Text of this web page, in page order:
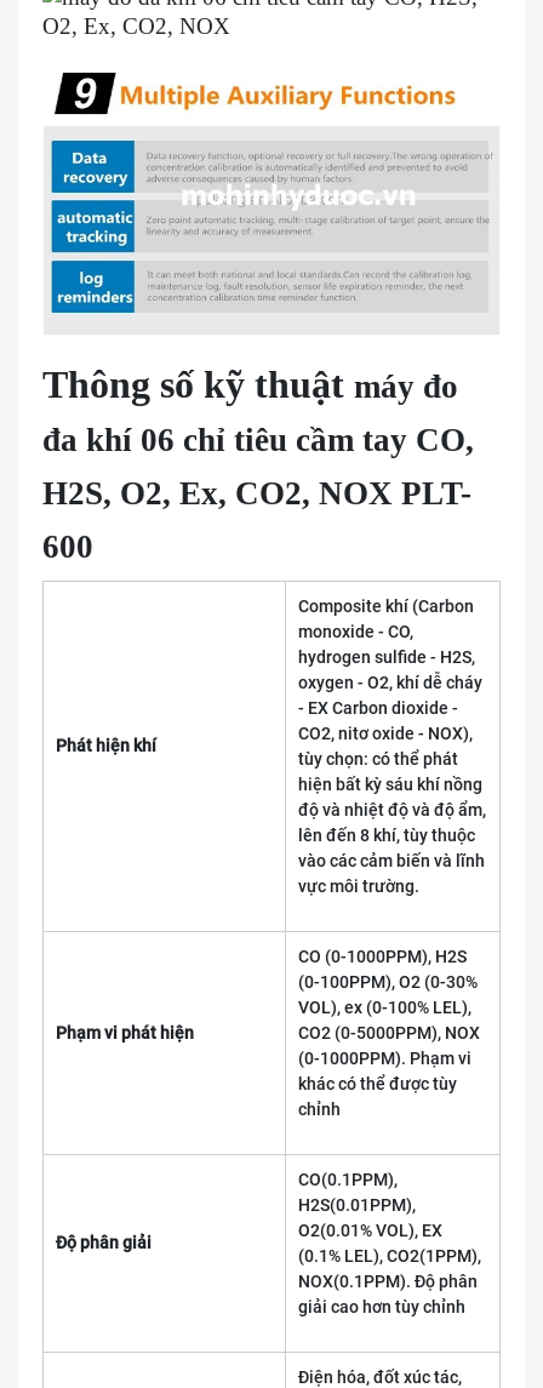
Thông số kỹ thuật máy đo
đa khí 06 chỉ tiêu cầm tay CO,
H2S, O2, Ex, CO2, NOX PLT-
600
Phát hiện khí
Composite khí (Carbon
monoxide - CO,
hydrogen sulfide - H2S,
oxygen - O2, khí dễ cháy
- EX Carbon dioxide -
CO2, nitơ oxide - NOX),
tùy chọn: có thể phát
hiện bất kỳ sáu khí nồng
độ và nhiệt độ và độ ẩm,
lên đến 8 khí, tùy thuộc
vào các cảm biến và lĩnh
vực môi trường.
Phạm vi phát hiện
CO (0-1000PPM), H2S
(0-100PPM), O2 (0-30%
VOL), ex (0-100% LEL),
CO2 (0-5000PPM), NOX
(0-1000PPM). Phạm vi
khác có thể được tùy
chỉnh
Độ phân giải
CO(0.1PPM),
H2S(0.01PPM),
O2(0.01% VOL), EX
(0.1% LEL), CO2(1PPM),
NOX(0.1PPM). Độ phân
giải cao hơn tùy chỉnh
Điện hóa, đốt xúc tác,